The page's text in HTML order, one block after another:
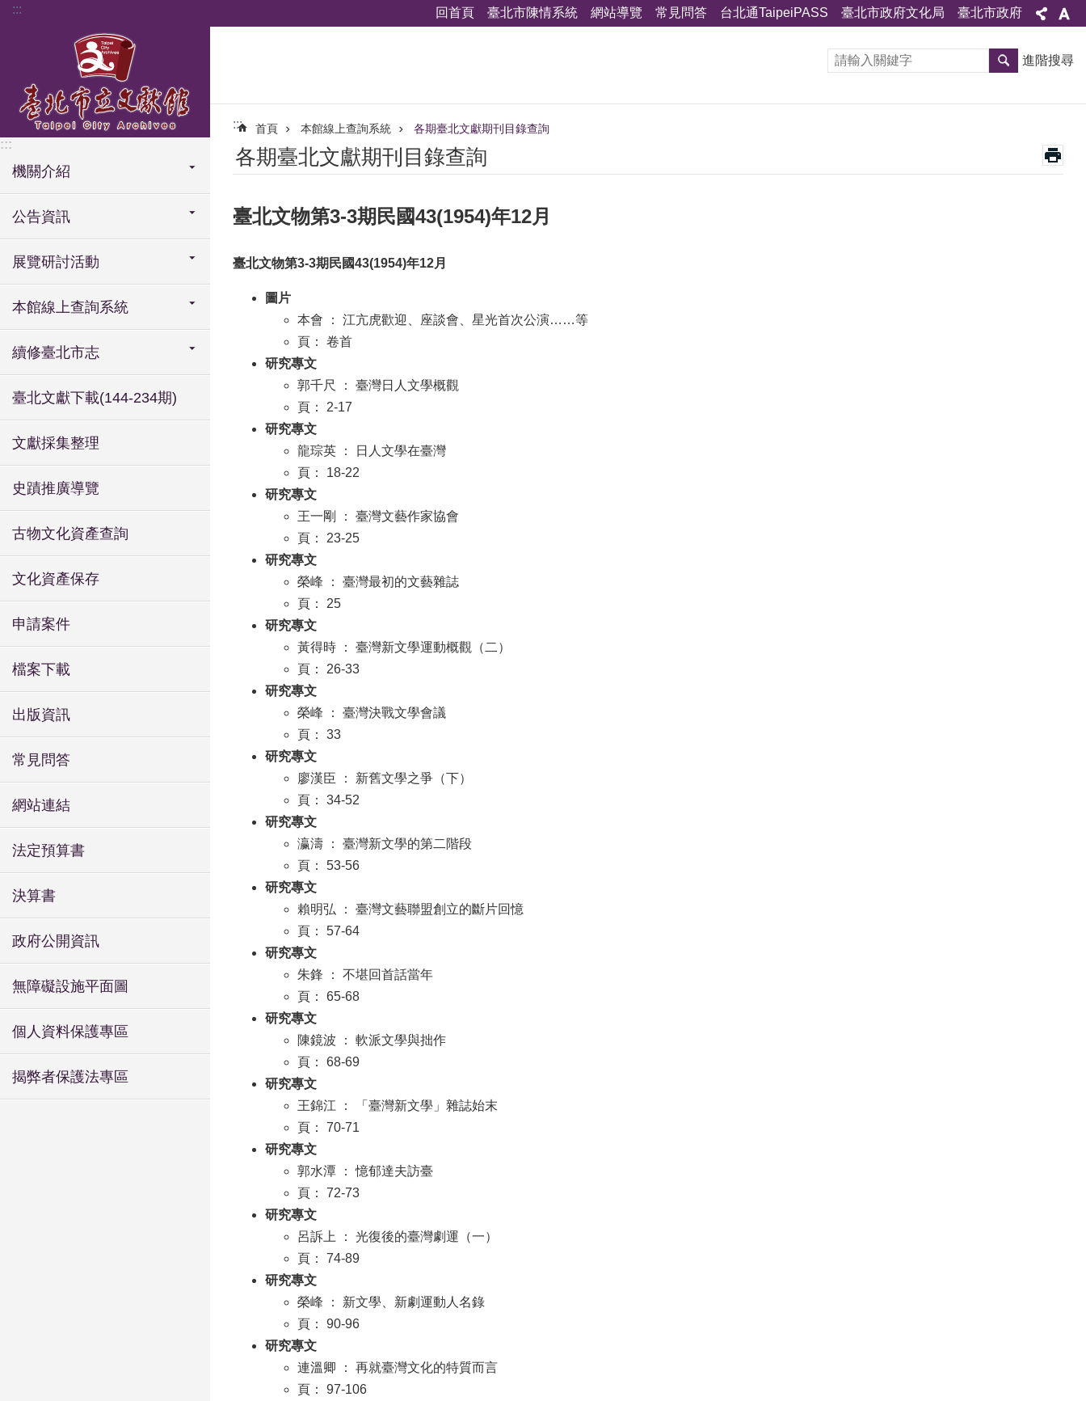
跳到主要內容區塊
::: 回首頁 臺北市陳情系統 網站導覽 常見問答 台北通TaipeiPASS 臺北市政府文化局 臺北市政府
:::
機關介紹
公告資訊
展覽研討活動
本館線上查詢系統
續修臺北市志
臺北文獻下載(144-234期)
文獻採集整理
史蹟推廣導覽
古物文化資產查詢
文化資產保存
申請案件
檔案下載
出版資訊
常見問答
網站連結
法定預算書
決算書
政府公開資訊
無障礙設施平面圖
個人資料保護專區
揭弊者保護法專區
進階搜尋
::: 首頁 本館線上查詢系統 各期臺北文獻期刊目錄查詢
各期臺北文獻期刊目錄查詢
臺北文物第3-3期民國43(1954)年12月
臺北文物第3-3期民國43(1954)年12月
圖片
本會 ： 江亢虎歡迎、座談會、星光首次公演……等
頁： 卷首
研究專文
郭千尺 ： 臺灣日人文學概觀
頁： 2-17
研究專文
龍琮英 ： 日人文學在臺灣
頁： 18-22
研究專文
王一剛 ： 臺灣文藝作家協會
頁： 23-25
研究專文
榮峰 ： 臺灣最初的文藝雜誌
頁： 25
研究專文
黃得時 ： 臺灣新文學運動概觀（二）
頁： 26-33
研究專文
榮峰 ： 臺灣決戰文學會議
頁： 33
研究專文
廖漢臣 ： 新舊文學之爭（下）
頁： 34-52
研究專文
瀛濤 ： 臺灣新文學的第二階段
頁： 53-56
研究專文
賴明弘 ： 臺灣文藝聯盟創立的斷片回憶
頁： 57-64
研究專文
朱鋒 ： 不堪回首話當年
頁： 65-68
研究專文
陳鏡波 ： 軟派文學與拙作
頁： 68-69
研究專文
王錦江 ： 「臺灣新文學」雜誌始末
頁： 70-71
研究專文
郭水潭 ： 憶郁達夫訪臺
頁： 72-73
研究專文
呂訴上 ： 光復後的臺灣劇運（一）
頁： 74-89
研究專文
榮峰 ： 新文學、新劇運動人名錄
頁： 90-96
研究專文
連溫卿 ： 再就臺灣文化的特質而言
頁： 97-106